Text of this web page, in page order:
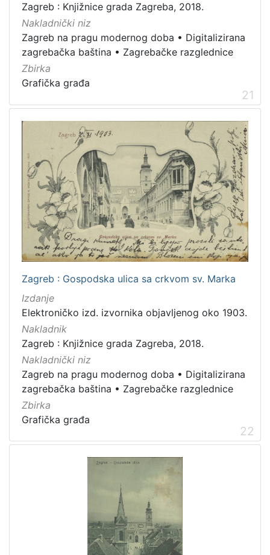
Zagreb : Knjižnice grada Zagreba, 2018.
Nakladnički niz
Zagreb na pragu modernog doba • Digitalizirana
zagrebačka baština • Zagrebačke razglednice
Zbirka
Grafička građa
21
Zagreb : Gospodska ulica sa crkvom sv. Marka
Izdanje
Elektroničko izd. izvornika objavljenog oko 1903.
Nakladnik
Zagreb : Knjižnice grada Zagreba, 2018.
Nakladnički niz
Zagreb na pragu modernog doba • Digitalizirana
zagrebačka baština • Zagrebačke razglednice
Zbirka
Grafička građa
22